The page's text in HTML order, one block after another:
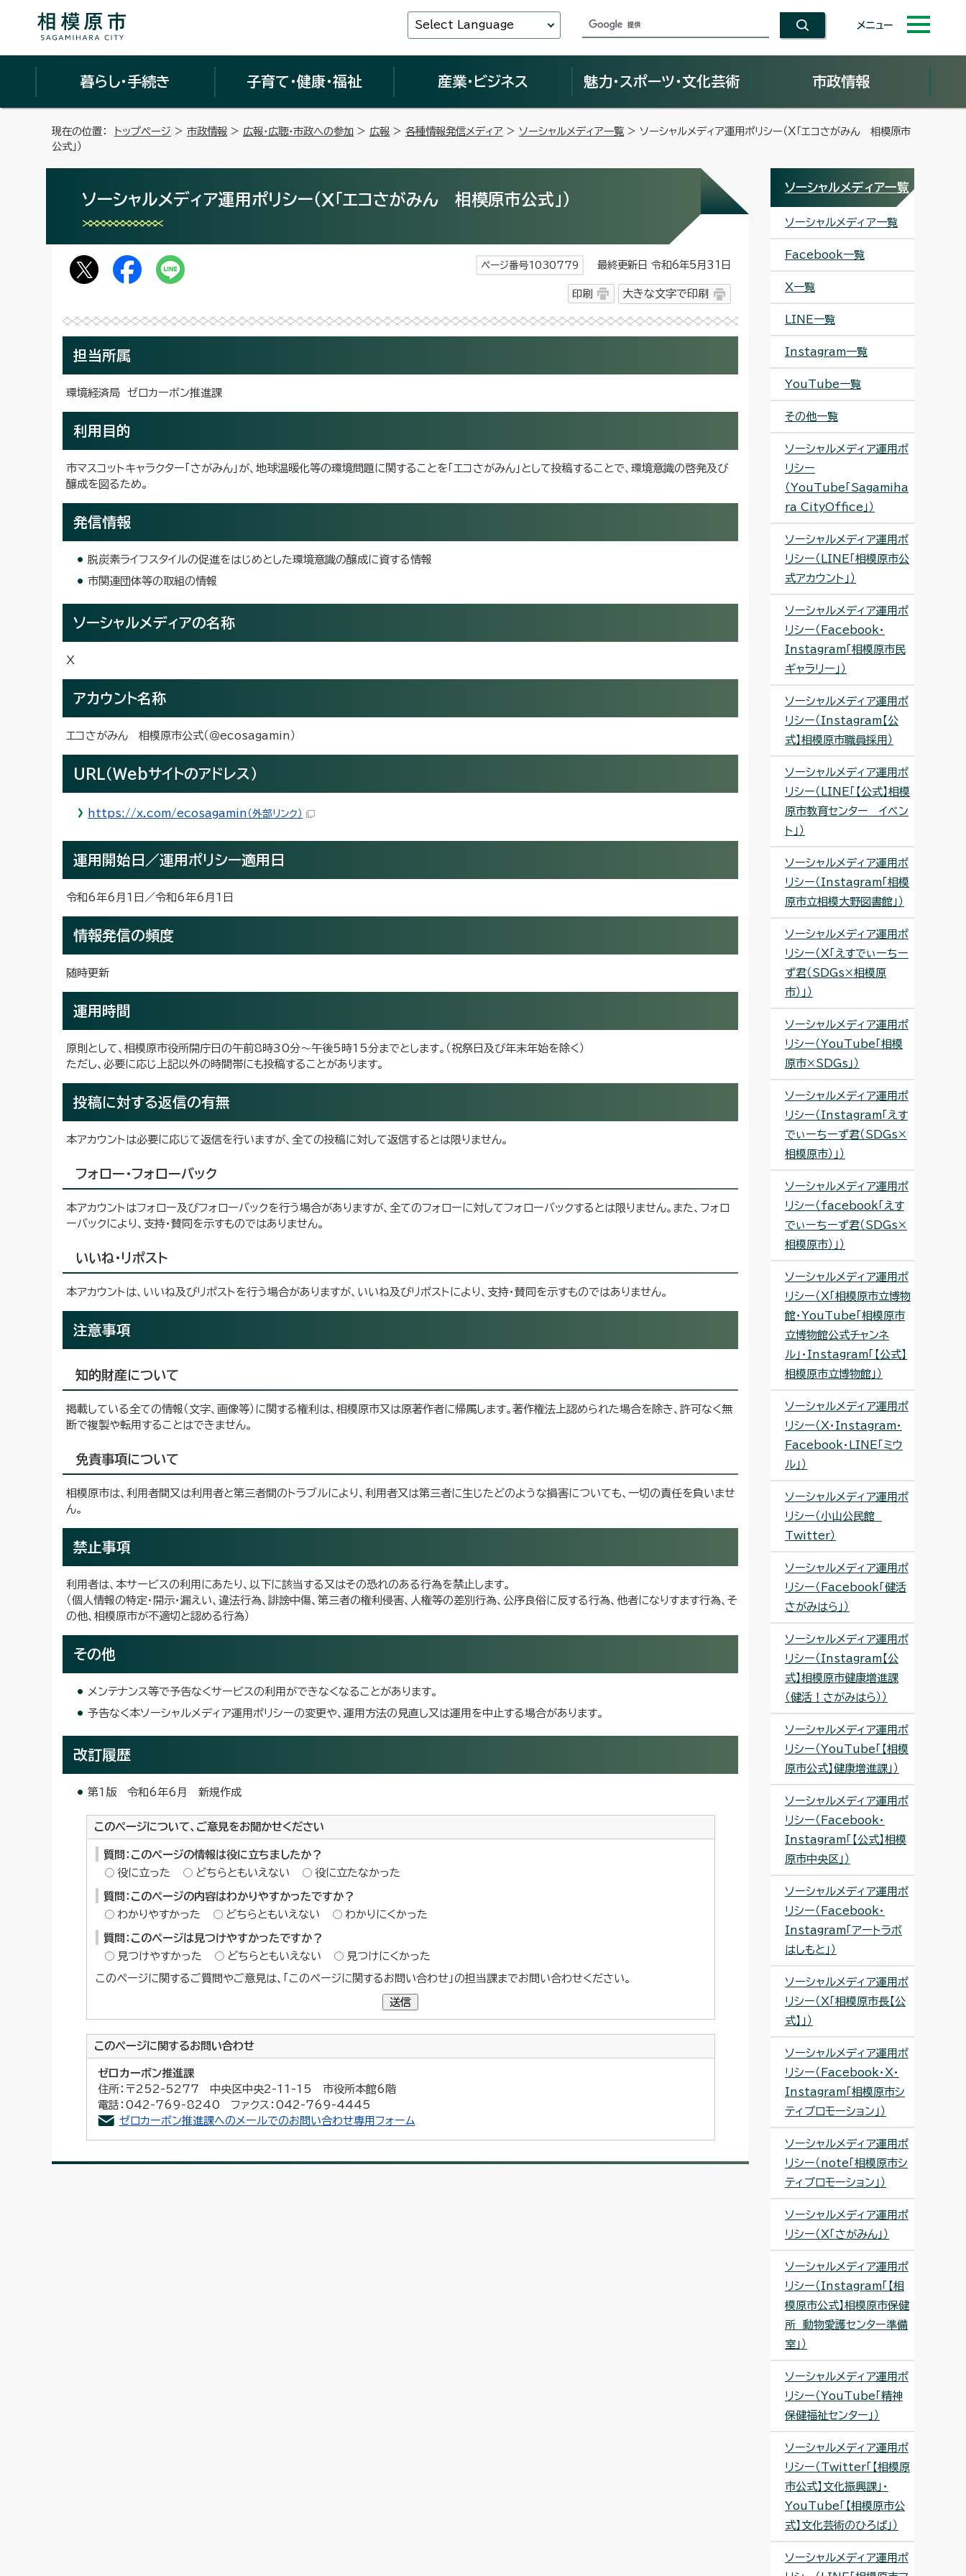
Select Language メニュー
暮らし・手続き 子育て・健康・福祉 産業・ビジネス 魅力・スポーツ・文化芸術 市政情報
現在の位置： トップページ > 市政情報 > 広報・広聴・市政への参加 > 広報 > 各種情報発信メディア > ソーシャルメディア一覧 > ソーシャルメディア運用ポリシー（X「エコさがみん 相模原市
公式」）
ソーシャルメディア運用ポリシー（X「エコさがみん 相模原市公式」）
ページ番号1030779 最終更新日 令和6年5月31日
印刷 大きな文字で印刷
担当所属
環境経済局 ゼロカーボン推進課
利用目的
市マスコットキャラクター「さがみん」が、地球温暖化等の環境問題に関することを「エコさがみん」として投稿することで、環境意識の啓発及び
醸成を図るため。
発信情報
脱炭素ライフスタイルの促進をはじめとした環境意識の醸成に資する情報
市関連団体等の取組の情報
ソーシャルメディアの名称
X
アカウント名称
エコさがみん 相模原市公式（＠ecosagamin）
URL（Webサイトのアドレス）
https://x.com/ecosagamin （外部リンク）
運用開始日／運用ポリシー適用日
令和6年6月1日／令和6年6月1日
情報発信の頻度
随時更新
運用時間
原則として、相模原市役所開庁日の午前8時30分～午後5時15分までとします。（祝祭日及び年末年始を除く）
ただし、必要に応じ上記以外の時間帯にも投稿することがあります。
投稿に対する返信の有無
本アカウントは必要に応じて返信を行いますが、全ての投稿に対して返信するとは限りません。
フォロー・フォローバック
本アカウントはフォロー及びフォローバックを行う場合がありますが、全てのフォローに対してフォローバックするとは限りません。また、フォロ
ーバックにより、支持・賛同を示すものではありません。
いいね・リポスト
本アカウントは、いいね及びリポストを行う場合がありますが、いいね及びリポストにより、支持・賛同を示すものではありません。
注意事項
知的財産について
掲載している全ての情報（文字、画像等）に関する権利は、相模原市又は原著作者に帰属します。著作権法上認められた場合を除き、許可なく無
断で複製や転用することはできません。
免責事項について
相模原市は、利用者間又は利用者と第三者間のトラブルにより、利用者又は第三者に生じたどのような損害についても、一切の責任を負いませ
ん。
禁止事項
利用者は、本サービスの利用にあたり、以下に該当する又はその恐れのある行為を禁止します。
（個人情報の特定・開示・漏えい、違法行為、誹謗中傷、第三者の権利侵害、人権等の差別行為、公序良俗に反する行為、他者になりすます行為、そ
の他、相模原市が不適切と認める行為）
その他
メンテナンス等で予告なくサービスの利用ができなくなることがあります。
予告なく本ソーシャルメディア運用ポリシーの変更や、運用方法の見直し又は運用を中止する場合があります。
改訂履歴
第1版 令和6年6月 新規作成
このページについて、ご意見をお聞かせください
質問：このページの情報は役に立ちましたか？
役に立った
どちらともいえない 役に立たなかった
質問：このページの内容はわかりやすかったですか？
わかりやすかった
どちらともいえない わかりにくかった
質問：このページは見つけやすかったですか？
見つけやすかった
どちらともいえない 見つけにくかった
このページに関するご質問やご意見は、「このページに関するお問い合わせ」の担当課までお問い合わせください。
送信
このページに関するお問い合わせ
ゼロカーボン推進課
住所：〒252-5277 中央区中央2-11-15 市役所本館6階
電話：042-769-8240 ファクス：042-769-4445
ゼロカーボン推進課へのメールでのお問い合わせ専用フォーム
ソーシャルメディア一覧
ソーシャルメディア一覧
Facebook一覧
X一覧
LINE一覧
Instagram一覧
YouTube一覧
その他一覧
ソーシャルメディア運用ポ
リシー
（YouTube「Sagamiha
ra CityOffice」）
ソーシャルメディア運用ポ
リシー（LINE「相模原市公
式アカウント」）
ソーシャルメディア運用ポ
リシー（Facebook・
Instagram「相模原市民
ギャラリー」）
ソーシャルメディア運用ポ
リシー（Instagram【公
式】相模原市職員採用）
ソーシャルメディア運用ポ
リシー（LINE「【公式】相模
原市教育センター イベン
ト」）
ソーシャルメディア運用ポ
リシー（Instagram「相模
原市立相模大野図書館」）
ソーシャルメディア運用ポ
リシー（X「えすでぃーちー
ず君（SDGs×相模原
市）」）
ソーシャルメディア運用ポ
リシー（YouTube「相模
原市×SDGs」）
ソーシャルメディア運用ポ
リシー（Instagram「えす
でぃーちーず君（SDGs×
相模原市）」）
ソーシャルメディア運用ポ
リシー（facebook「えす
でぃーちーず君（SDGs×
相模原市）」）
ソーシャルメディア運用ポ
リシー（X「相模原市立博物
館・YouTube「相模原市
立博物館公式チャンネ
ル」・Instagram「【公式】
相模原市立博物館」）
ソーシャルメディア運用ポ
リシー（X・Instagram・
Facebook・LINE「ミウ
ル」）
ソーシャルメディア運用ポ
リシー（小山公民館
Twitter）
ソーシャルメディア運用ポ
リシー（Facebook「健活
さがみはら」）
ソーシャルメディア運用ポ
リシー（Instagram【公
式】相模原市健康増進課
（健活！さがみはら））
ソーシャルメディア運用ポ
リシー（YouTube「【相模
原市公式】健康増進課」）
ソーシャルメディア運用ポ
リシー（Facebook・
Instagram「【公式】相模
原市中央区」）
ソーシャルメディア運用ポ
リシー（Facebook・
Instagram「アートラボ
はしもと」）
ソーシャルメディア運用ポ
リシー（X「相模原市長【公
式】」）
ソーシャルメディア運用ポ
リシー（Facebook・X・
Instagram「相模原市シ
ティプロモーション」）
ソーシャルメディア運用ポ
リシー（note「相模原市シ
ティプロモーション」）
ソーシャルメディア運用ポ
リシー（X「さがみん」）
ソーシャルメディア運用ポ
リシー（Instagram「【相
模原市公式】相模原市保健
所 動物愛護センター準備
室」）
ソーシャルメディア運用ポ
リシー（YouTube「精神
保健福祉センター」）
ソーシャルメディア運用ポ
リシー（Twitter「【相模原
市公式】文化振興課」・
YouTube「【相模原市公
式】文化芸術のひろば」）
ソーシャルメディア運用ポ